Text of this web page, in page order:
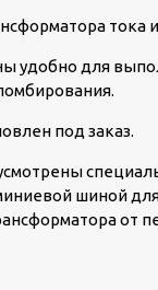
тока
удобно для
под заказ.
шиной
от